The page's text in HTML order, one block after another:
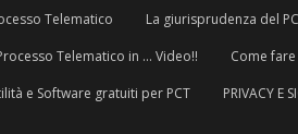
Telematico
La giurisprudenza del
Telematico in … Video!!
Come
e Software gratuiti per PCT
PRIVACY E